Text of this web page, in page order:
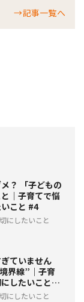
→記事一覧へ
？ 「子どもの
｜子育てで悩
こと #4
にしたいこと
ていません
界線”｜子育
したいこと
にしたいこと